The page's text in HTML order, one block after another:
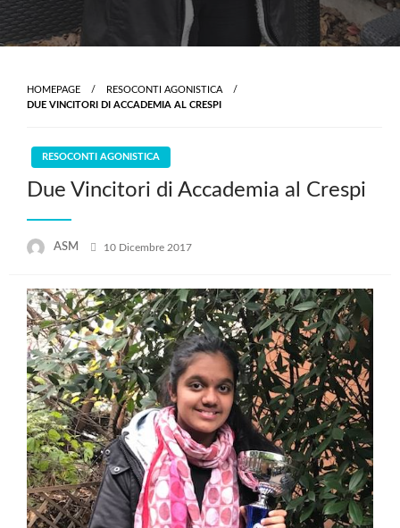
HOMEPAGE
RESOCONTI AGONISTICA
DUE VINCITORI DI ACCADEMIA AL CRESPI
RESOCONTI AGONISTICA
Due Vincitori di Accademia al Crespi
ASM
Posted
10 Dicembre 2017